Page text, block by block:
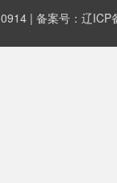
| 备案号： 辽ICP